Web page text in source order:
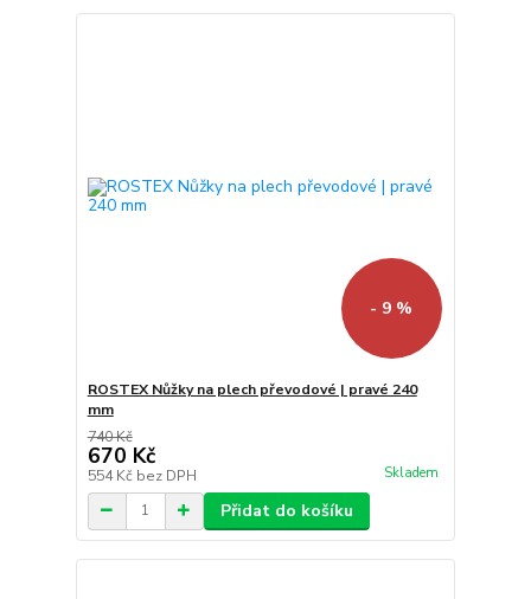
- 9 %
ROSTEX Nůžky na plech převodové | pravé 240
mm
740 Kč
670 Kč
554 Kč bez DPH Skladem
Přidat do košíku